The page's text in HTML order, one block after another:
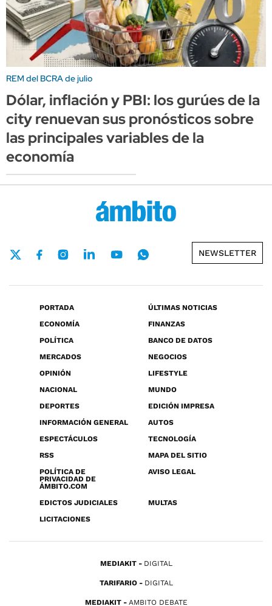
REM del BCRA de julio
Dólar, inflación y PBI: los gurúes de la
city renuevan sus pronósticos sobre
las principales variables de la
economía
NEWSLETTER
PORTADA
ÚLTIMAS NOTICIAS
ECONOMÍA
FINANZAS
POLÍTICA
BANCO DE DATOS
MERCADOS
NEGOCIOS
OPINIÓN
LIFESTYLE
NACIONAL
MUNDO
DEPORTES
EDICIÓN IMPRESA
INFORMACIÓN GENERAL
AUTOS
ESPECTÁCULOS
TECNOLOGÍA
RSS
MAPA DEL SITIO
POLÍTICA DE
PRIVACIDAD DE
ÁMBITO.COM
AVISO LEGAL
EDICTOS JUDICIALES
MULTAS
LICITACIONES
MEDIAKIT DIGITAL
TARIFARIO DIGITAL
MEDIAKIT AMBITO DEBATE